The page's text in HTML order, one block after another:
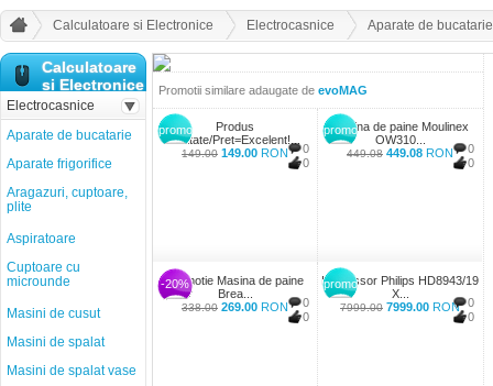
Calculatoare si Electronice Electrocasnice Aparate de bucatarie
Promotii similare adaugate de evoMAG
promo
0
0
Produs
Calitate/Pret=Excelent!...
149.00 149.00 RON
promo
0
0
Masina de paine Moulinex
OW310...
449.08 449.08 RON
-20%
0
0
Promotie Masina de paine
Brea...
338.00 269.00 RON
promo
0
0
Espressor Philips HD8943/19
X...
7999.00 7999.00 RON
Calculatoare
si Electronice
Electrocasnice
Aparate de bucatarie
Aparate frigorifice
Aragazuri, cuptoare,
plite
Aspiratoare
Cuptoare cu
microunde
Masini de cusut
Masini de spalat
Masini de spalat vase